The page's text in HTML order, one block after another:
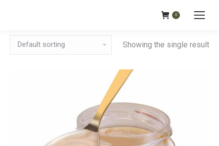
0
Showing the single result